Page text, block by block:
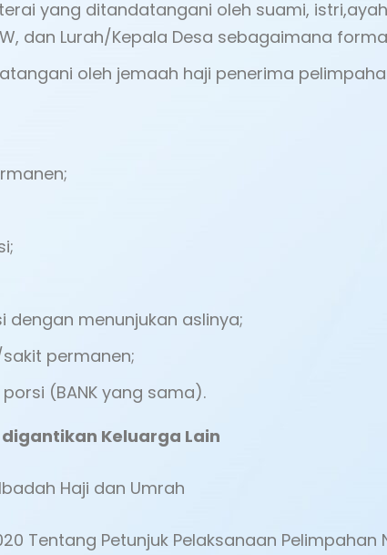
yang ditandatangani oleh suami,
dan Lurah/Kepala Desa sebagaimana
oleh jemaah haji penerima
menunjukan aslinya;
permanen;
(BANK yang sama).
Keluarga Lain
Haji dan Umrah
Tentang Petunjuk Pelaksanaan Pelimpahan